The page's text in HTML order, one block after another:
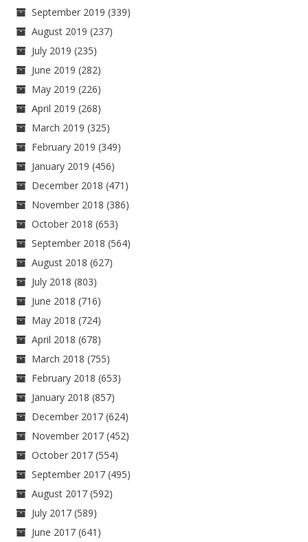
September 2019 (339)
August 2019 (237)
July 2019 (235)
June 2019 (282)
May 2019 (226)
April 2019 (268)
March 2019 (325)
February 2019 (349)
January 2019 (456)
December 2018 (471)
November 2018 (386)
October 2018 (653)
September 2018 (564)
August 2018 (627)
July 2018 (803)
June 2018 (716)
May 2018 (724)
April 2018 (678)
March 2018 (755)
February 2018 (653)
January 2018 (857)
December 2017 (624)
November 2017 (452)
October 2017 (554)
September 2017 (495)
August 2017 (592)
July 2017 (589)
June 2017 (641)